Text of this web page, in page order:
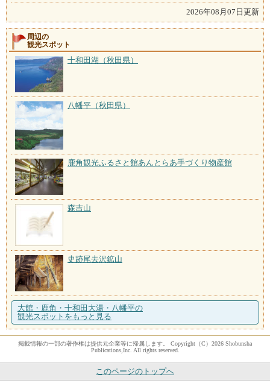
2026年08月07日更新
周辺の
観光スポット
十和田湖（秋田県）
八幡平（秋田県）
鹿角観光ふるさと館あんとらあ手づくり物産館
森吉山
史跡尾去沢鉱山
大館・鹿角・十和田大湯・八幡平の
観光スポットをもっと見る
掲載情報の一部の著作権は提供元企業等に帰属します。 Copyright（C）2026 Shobunsha
Publications,Inc. All rights reserved.
このページのトップへ